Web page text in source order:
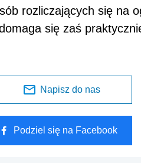
rozliczających się na
się zaś
Napisz do nas
Podziel się na Facebook